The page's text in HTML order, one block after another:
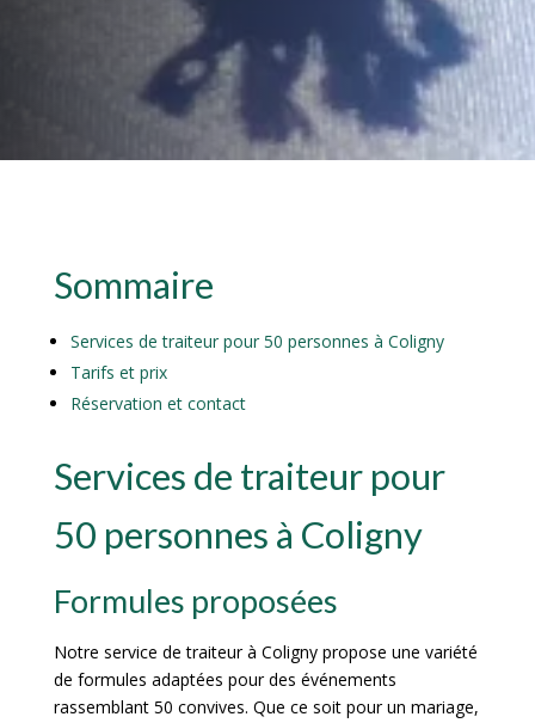
Sommaire
Services de traiteur pour 50 personnes à Coligny
Tarifs et prix
Réservation et contact
Services de traiteur pour
50 personnes à Coligny
Formules proposées
Notre service de traiteur à Coligny propose une variété
de formules adaptées pour des événements
rassemblant 50 convives. Que ce soit pour un mariage,